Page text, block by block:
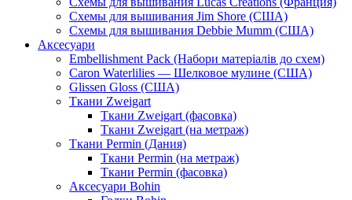
Схемы для вышивания Jim Shore (США)
Схемы для вышивания Debbie Mumm (США)
Аксесуари
Embellishment Pack (Набори матеріалів до схем)
Caron Waterlilies — Шелковое мулине (США)
Glissen Gloss (США)
Ткани Zweigart
Ткани Zweigart (фасовка)
Ткани Zweigart (на метраж)
Ткани Permin (Дания)
Ткани Permin (на метраж)
Ткани Permin (фасовка)
Аксесуари Bohin